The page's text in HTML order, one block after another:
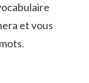
et vous